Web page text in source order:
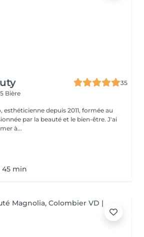
35
Bière
esthéticienne depuis 2011, formée au
par la beauté et le bien-être. J'ai
à...
45 min